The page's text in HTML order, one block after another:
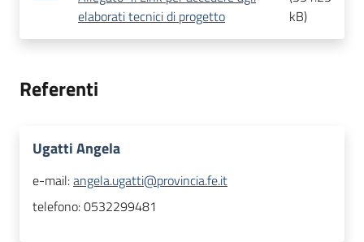
elaborati tecnici di progetto
kB)
Referenti
Ugatti Angela
e-mail:angela.ugatti@provincia.fe.it
telefono:0532299481